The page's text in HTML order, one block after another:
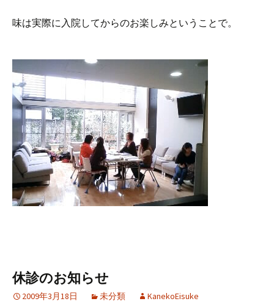
味は実際に入院してからのお楽しみということで。
休診のお知らせ
2009年3月18日 未分類 KanekoEisuke